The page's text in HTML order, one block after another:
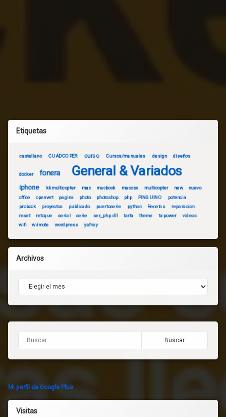
Etiquetas
castellano CUADCOPER curso Cursos/manuales design diseños
docker fonera General & Variados
iphone kkmulticopter mac macbook macosx multicopter new
nuevo
office
openwrt pagina photo photoshop php PINGUINO
potencia
probook
proyectos publicado puertoserie python Recetas
reparacion
reset
retoque serial serie ser_php.dll tarta theme tx-power
videos
wifi
wiimote wordpress yafray
Archivos
Archivos
Mi perfil de Google Plus
Visitas